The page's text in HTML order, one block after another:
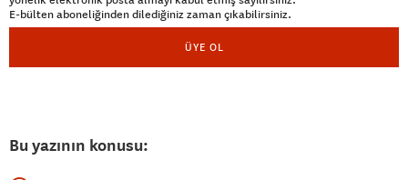
E-bülten aboneliğinden dilediğiniz zaman çıkabilirsiniz.
ÜYE OL
Bu yazının konusu: